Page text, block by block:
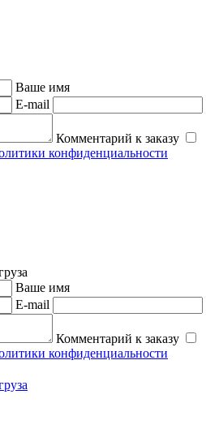
Ваше имя
E-mail
Комментарий к заказу
конфиденциальности
Ваше имя
E-mail
Комментарий к заказу
конфиденциальности